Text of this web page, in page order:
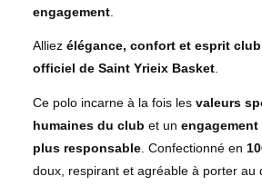
engagement
Alliez élégance, confort et esprit club
officiel de Saint Yrieix Basket.
Ce polo incarne à la fois les valeurs
humaines du club et un
plus responsable . Confectionné en
doux, respirant et agréable à porter au